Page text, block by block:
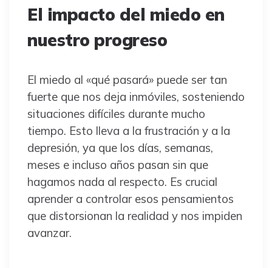
El impacto del miedo en
nuestro progreso
El miedo al «qué pasará» puede ser tan
fuerte que nos deja inmóviles, sosteniendo
situaciones difíciles durante mucho
tiempo. Esto lleva a la frustración y a la
depresión, ya que los días, semanas,
meses e incluso años pasan sin que
hagamos nada al respecto. Es crucial
aprender a controlar esos pensamientos
que distorsionan la realidad y nos impiden
avanzar.